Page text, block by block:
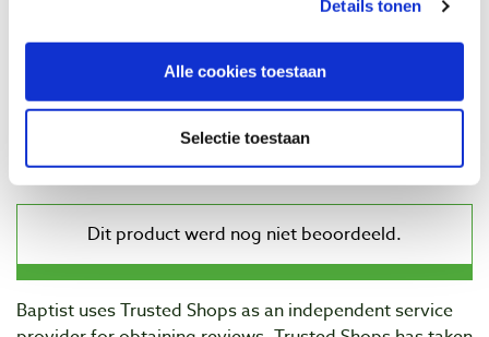
Details tonen
Alle cookies toestaan
Selectie toestaan
Reviews
Baptist uses Trusted Shops as an independent service